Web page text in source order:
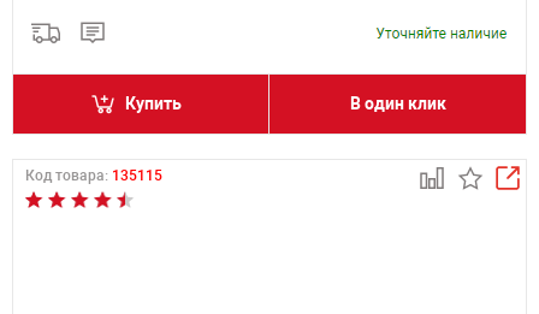
Купить В один клик
Код товара: 135115